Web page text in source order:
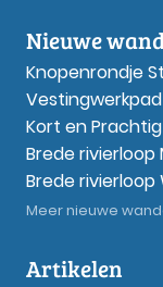
Nieuwe
Knopenrondje
Vestingwerkpad
Kort en
Brede
Brede rivierloop
Meer nieuwe
Artikelen